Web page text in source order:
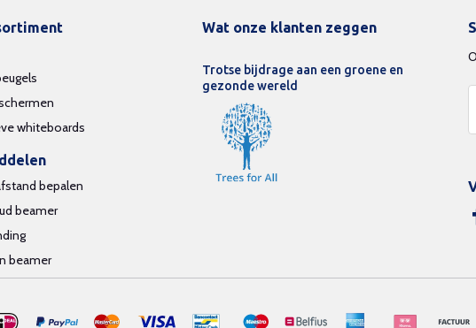
whiteboards
bepalen
beamer
beamer
Wat onze klanten zeggen
Trotse bijdrage aan een groene en
gezonde wereld